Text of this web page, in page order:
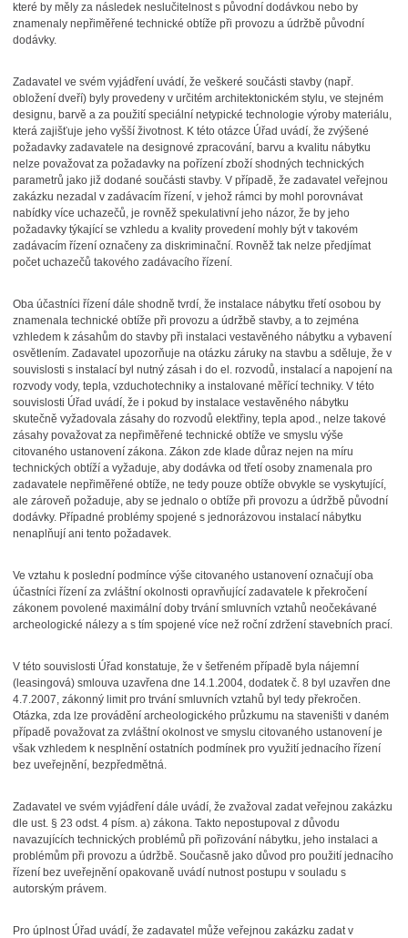
které by měly za následek neslučitelnost s původní dodávkou nebo by
znamenaly nepřiměřené technické obtíže při provozu a údržbě původní
dodávky.
Zadavatel ve svém vyjádření uvádí, že veškeré součásti stavby (např.
obložení dveří) byly provedeny v určitém architektonickém stylu, ve stejném
designu, barvě a za použití speciální netypické technologie výroby materiálu,
která zajišťuje jeho vyšší životnost. K této otázce Úřad uvádí, že zvýšené
požadavky zadavatele na designové zpracování, barvu a kvalitu nábytku
nelze považovat za požadavky na pořízení zboží shodných technických
parametrů jako již dodané součásti stavby. V případě, že zadavatel veřejnou
zakázku nezadal v zadávacím řízení, v jehož rámci by mohl porovnávat
nabídky více uchazečů, je rovněž spekulativní jeho názor, že by jeho
požadavky týkající se vzhledu a kvality provedení mohly být v takovém
zadávacím řízení označeny za diskriminační. Rovněž tak nelze předjímat
počet uchazečů takového zadávacího řízení.
Oba účastníci řízení dále shodně tvrdí, že instalace nábytku třetí osobou by
znamenala technické obtíže při provozu a údržbě stavby, a to zejména
vzhledem k zásahům do stavby při instalaci vestavěného nábytku a vybavení
osvětlením. Zadavatel upozorňuje na otázku záruky na stavbu a sděluje, že v
souvislosti s instalací byl nutný zásah i do el. rozvodů, instalací a napojení na
rozvody vody, tepla, vzduchotechniky a instalované měřící techniky. V této
souvislosti Úřad uvádí, že i pokud by instalace vestavěného nábytku
skutečně vyžadovala zásahy do rozvodů elektřiny, tepla apod., nelze takové
zásahy považovat za nepřiměřené technické obtíže ve smyslu výše
citovaného ustanovení zákona. Zákon zde klade důraz nejen na míru
technických obtíží a vyžaduje, aby dodávka od třetí osoby znamenala pro
zadavatele nepřiměřené obtíže, ne tedy pouze obtíže obvykle se vyskytující,
ale zároveň požaduje, aby se jednalo o obtíže při provozu a údržbě původní
dodávky. Případné problémy spojené s jednorázovou instalací nábytku
nenaplňují ani tento požadavek.
Ve vztahu k poslední podmínce výše citovaného ustanovení označují oba
účastníci řízení za zvláštní okolnosti opravňující zadavatele k překročení
zákonem povolené maximální doby trvání smluvních vztahů neočekávané
archeologické nálezy a s tím spojené více než roční zdržení stavebních prací.
V této souvislosti Úřad konstatuje, že v šetřeném případě byla nájemní
(leasingová) smlouva uzavřena dne 14.1.2004, dodatek č. 8 byl uzavřen dne
4.7.2007, zákonný limit pro trvání smluvních vztahů byl tedy překročen.
Otázka, zda lze provádění archeologického průzkumu na staveništi v daném
případě považovat za zvláštní okolnost ve smyslu citovaného ustanovení je
však vzhledem k nesplnění ostatních podmínek pro využití jednacího řízení
bez uveřejnění, bezpředmětná.
Zadavatel ve svém vyjádření dále uvádí, že zvažoval zadat veřejnou zakázku
dle ust. § 23 odst. 4 písm. a) zákona. Takto nepostupoval z důvodu
navazujících technických problémů při pořizování nábytku, jeho instalaci a
problémům při provozu a údržbě. Současně jako důvod pro použití jednacího
řízení bez uveřejnění opakovaně uvádí nutnost postupu v souladu s
autorským právem.
Pro úplnost Úřad uvádí, že zadavatel může veřejnou zakázku zadat v